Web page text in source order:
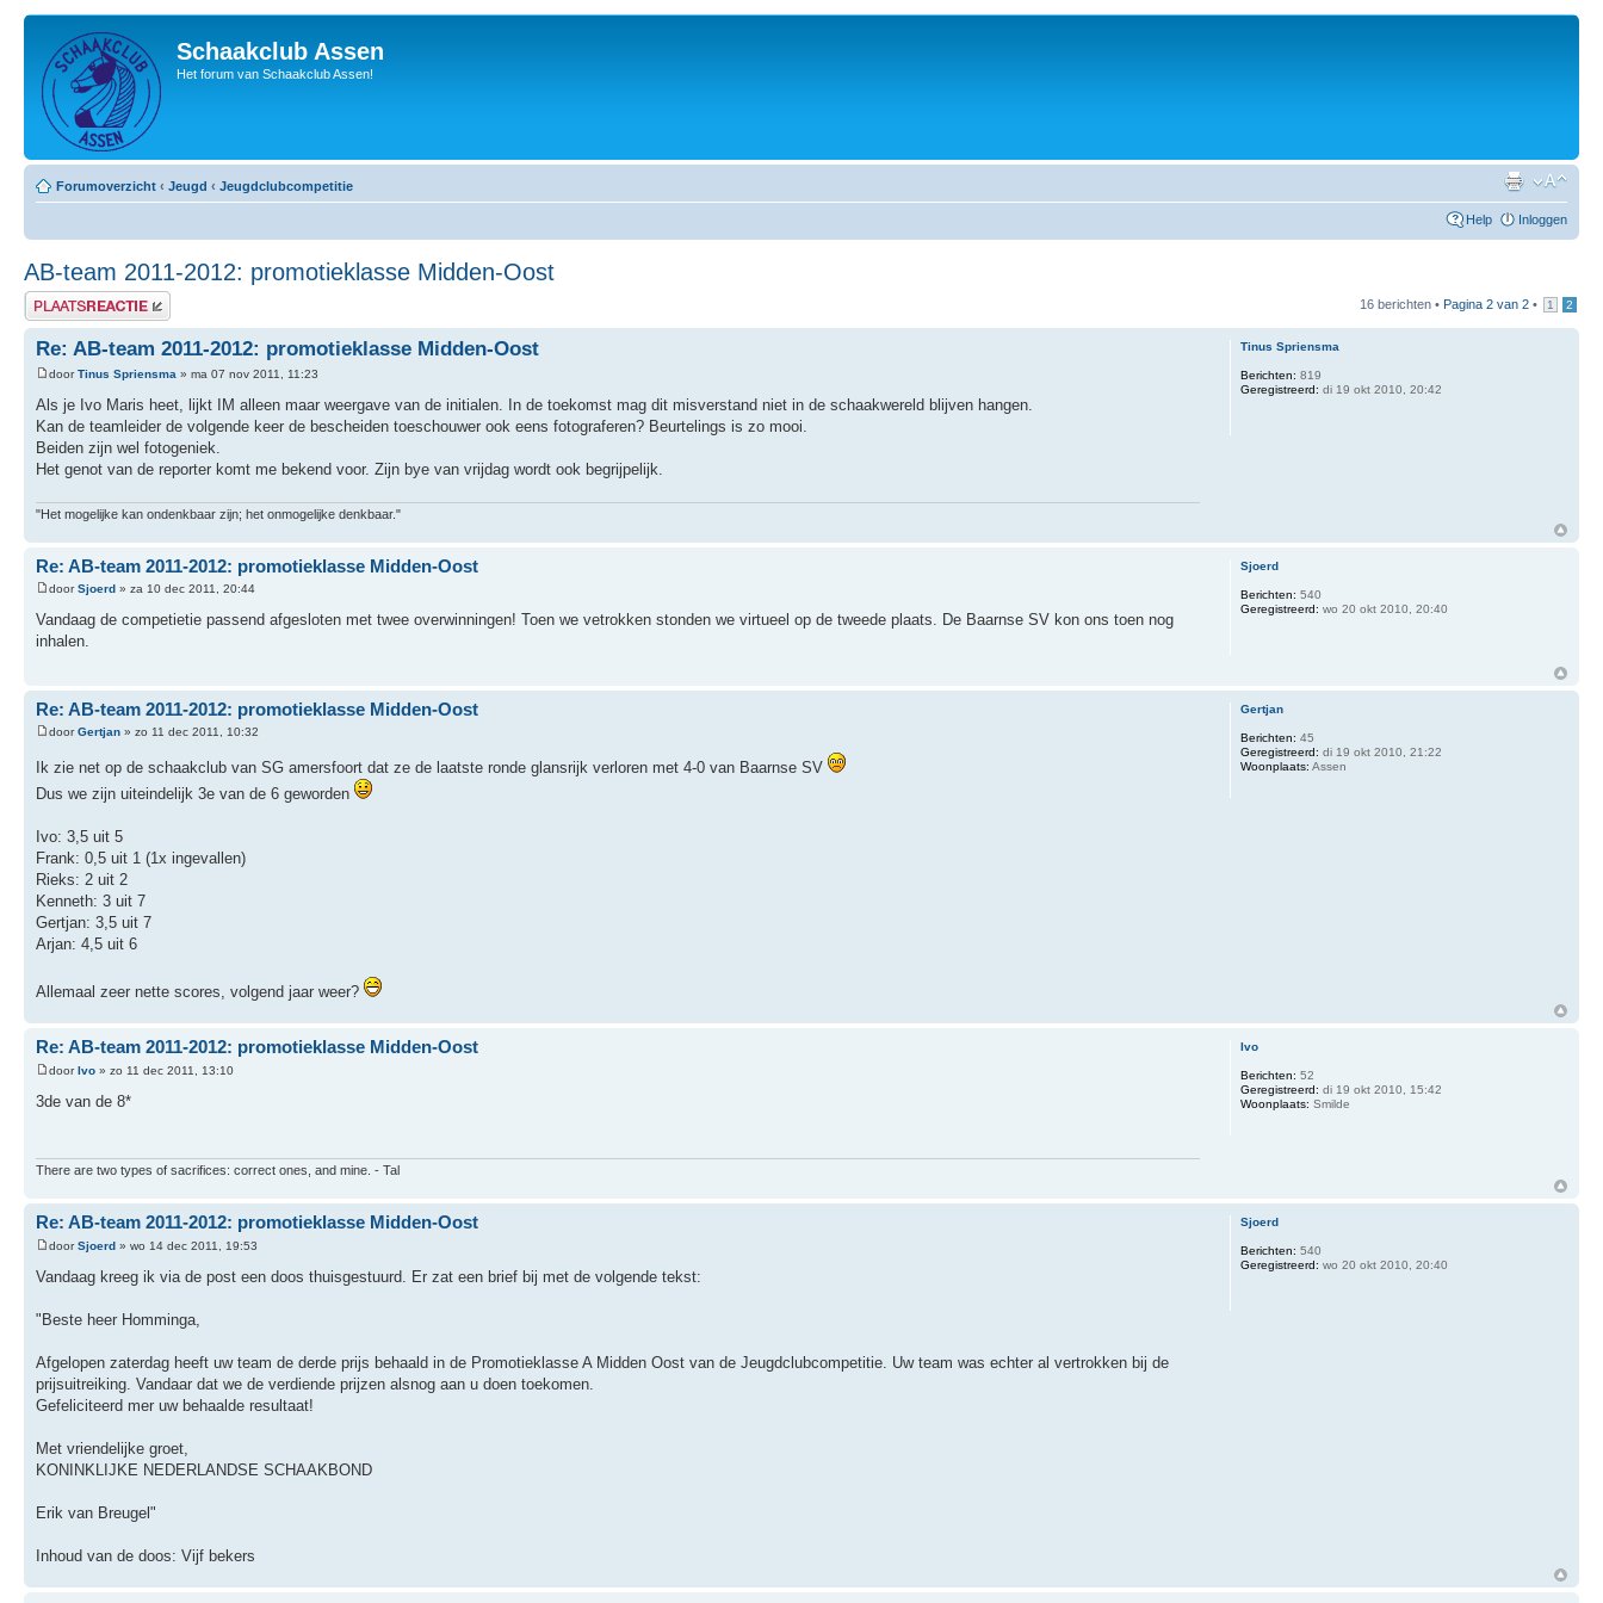
Schaakclub Assen
Het forum van Schaakclub Assen!
Forumoverzicht ‹ Jeugd ‹ Jeugdclubcompetitie
Help Inloggen
AB-team 2011-2012: promotieklasse Midden-Oost
Plaats een reactie 16 berichten • Pagina 2 van 2 • 1 2
Re: AB-team 2011-2012: promotieklasse Midden-Oost
doorTinus Spriensma » ma 07 nov 2011, 11:23
Als je Ivo Maris heet, lijkt IM alleen maar weergave van de initialen. In de toekomst mag dit misverstand niet in de schaakwereld blijven hangen.
Kan de teamleider de volgende keer de bescheiden toeschouwer ook eens fotograferen? Beurtelings is zo mooi.
Beiden zijn wel fotogeniek.
Het genot van de reporter komt me bekend voor. Zijn bye van vrijdag wordt ook begrijpelijk.
"Het mogelijke kan ondenkbaar zijn; het onmogelijke denkbaar."
Tinus Spriensma
Berichten: 819
Geregistreerd: di 19 okt 2010, 20:42
Re: AB-team 2011-2012: promotieklasse Midden-Oost
doorSjoerd » za 10 dec 2011, 20:44
Vandaag de competietie passend afgesloten met twee overwinningen! Toen we vetrokken stonden we virtueel op de tweede plaats. De Baarnse SV kon ons toen nog
inhalen.
Sjoerd
Berichten: 540
Geregistreerd: wo 20 okt 2010, 20:40
Re: AB-team 2011-2012: promotieklasse Midden-Oost
doorGertjan » zo 11 dec 2011, 10:32
Ik zie net op de schaakclub van SG amersfoort dat ze de laatste ronde glansrijk verloren met 4-0 van Baarnse SV
Dus we zijn uiteindelijk 3e van de 6 geworden
Ivo: 3,5 uit 5
Frank: 0,5 uit 1 (1x ingevallen)
Rieks: 2 uit 2
Kenneth: 3 uit 7
Gertjan: 3,5 uit 7
Arjan: 4,5 uit 6
Allemaal zeer nette scores, volgend jaar weer?
Gertjan
Berichten: 45
Geregistreerd: di 19 okt 2010, 21:22
Woonplaats: Assen
Re: AB-team 2011-2012: promotieklasse Midden-Oost
doorIvo » zo 11 dec 2011, 13:10
3de van de 8*
There are two types of sacrifices: correct ones, and mine. - Tal
Ivo
Berichten: 52
Geregistreerd: di 19 okt 2010, 15:42
Woonplaats: Smilde
Re: AB-team 2011-2012: promotieklasse Midden-Oost
doorSjoerd » wo 14 dec 2011, 19:53
Vandaag kreeg ik via de post een doos thuisgestuurd. Er zat een brief bij met de volgende tekst:
"Beste heer Homminga,
Afgelopen zaterdag heeft uw team de derde prijs behaald in de Promotieklasse A Midden Oost van de Jeugdclubcompetitie. Uw team was echter al vertrokken bij de
prijsuitreiking. Vandaar dat we de verdiende prijzen alsnog aan u doen toekomen.
Gefeliciteerd mer uw behaalde resultaat!
Met vriendelijke groet,
KONINKLIJKE NEDERLANDSE SCHAAKBOND
Erik van Breugel"
Inhoud van de doos: Vijf bekers
Sjoerd
Berichten: 540
Geregistreerd: wo 20 okt 2010, 20:40